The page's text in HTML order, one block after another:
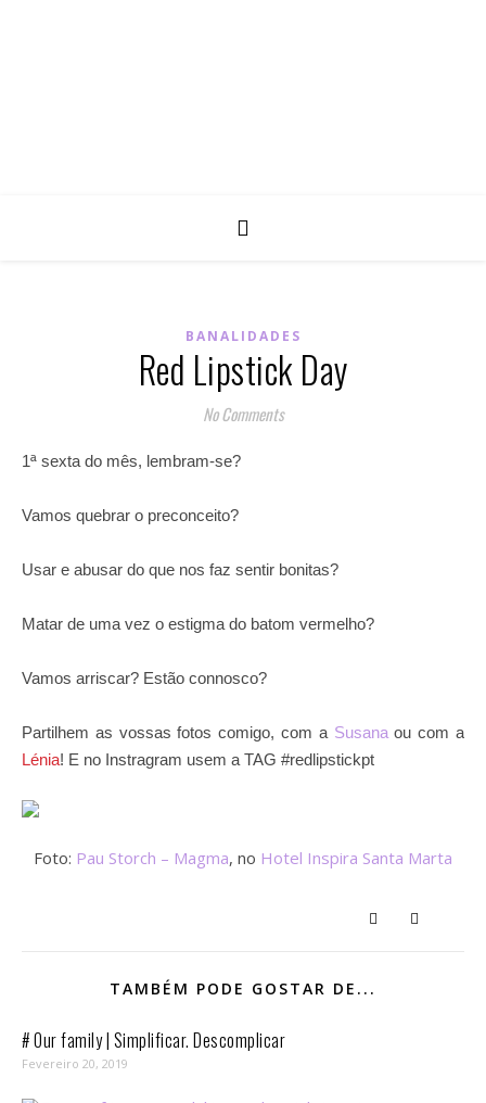
BANALIDADES
Red Lipstick Day
No Comments
1ª sexta do mês, lembram-se?
Vamos quebrar o preconceito?
Usar e abusar do que nos faz sentir bonitas?
Matar de uma vez o estigma do batom vermelho?
Vamos arriscar? Estão connosco?
Partilhem as vossas fotos comigo, com a Susanaou com a
Lénia! E no Instragram usem a TAG #redlipstickpt
Foto: Pau Storch – Magma, no Hotel Inspira Santa Marta
TAMBÉM PODE GOSTAR DE...
# Our family | Simplificar. Descomplicar
Fevereiro 20, 2019